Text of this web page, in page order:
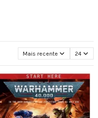
Mais recente 24